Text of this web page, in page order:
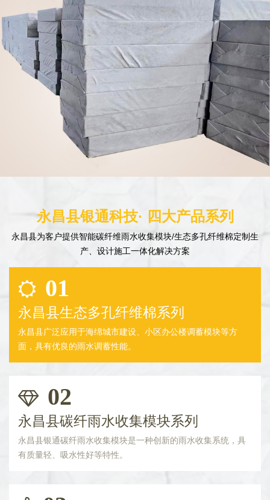
永昌县银通科技· 四大产品系列
永昌县为客户提供智能碳纤维雨水收集模块/生态多孔纤维棉定制生
产、设计施工一体化解决方案
01
永昌县生态多孔纤维棉系列
永昌县广泛应用于海绵城市建设、小区办公楼调蓄模块等方
面，具有优良的雨水调蓄性能。
02
永昌县碳纤雨水收集模块系列
永昌县银通碳纤雨水收集模块是一种创新的雨水收集系统，具
有质量轻、吸水性好等特性。